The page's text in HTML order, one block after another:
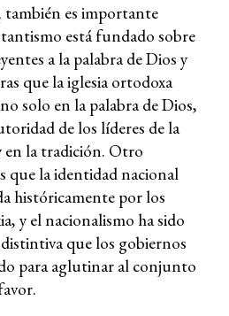
también es importante
está fundado sobre
a la palabra de Dios y
que la iglesia ortodoxa
solo en la palabra de Dios,
de los líderes de la
en la tradición. Otro
que la identidad nacional
históricamente por los
y el nacionalismo ha sido
que los gobiernos
para aglutinar al conjunto